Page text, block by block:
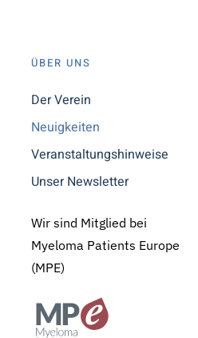
ÜBER UNS
Der Verein
Neuigkeiten
Veranstaltungshinweise
Unser Newsletter
Wir sind Mitglied bei
Myeloma Patients Europe
(MPE)